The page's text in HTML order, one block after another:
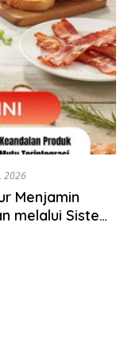
2026
Menjamin
melalui Sistem